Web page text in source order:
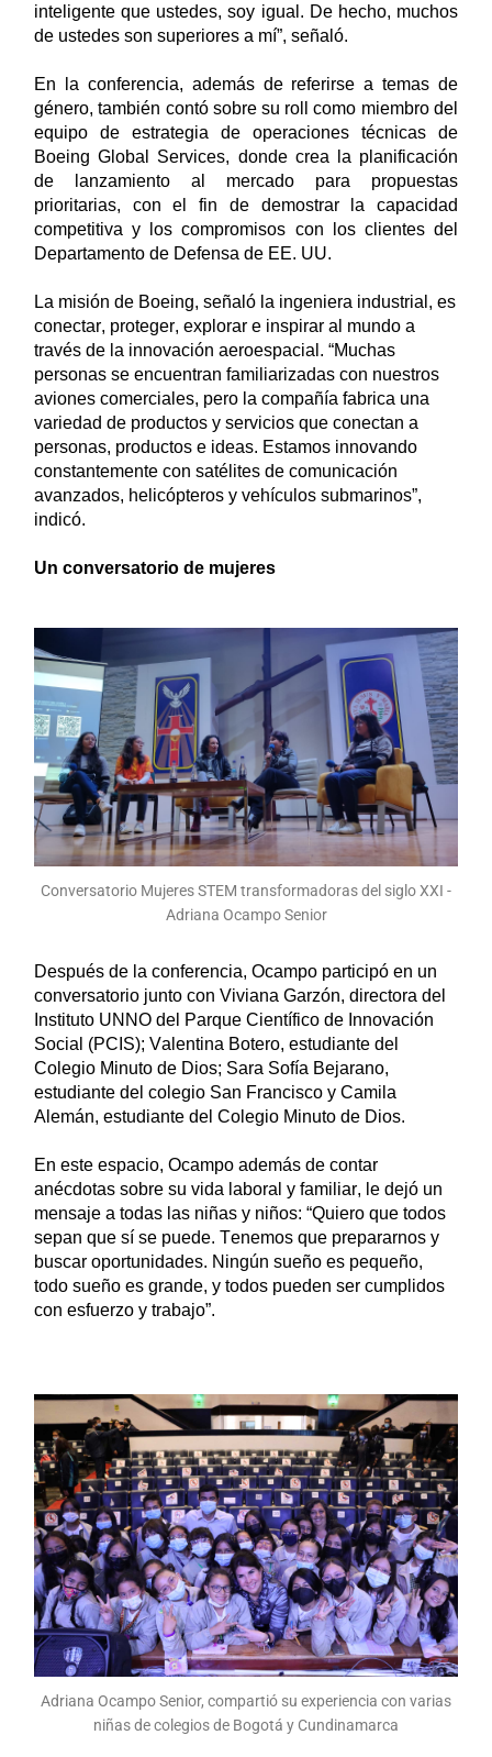
inteligente que ustedes, soy igual. De hecho, muchos
de ustedes son superiores a mí”, señaló.
En la conferencia, además de referirse a temas de
género, también contó sobre su roll como miembro del
equipo de estrategia de operaciones técnicas de
Boeing Global Services, donde crea la planificación
de lanzamiento al mercado para propuestas
prioritarias, con el fin de demostrar la capacidad
competitiva y los compromisos con los clientes del
Departamento de Defensa de EE. UU.
conectar, proteger, explorar e inspirar al mundo a
través de la innovación aeroespacial. “Muchas
personas se encuentran familiarizadas con nuestros
aviones comerciales, pero la compañía fabrica una
variedad de productos y servicios que conectan a
personas, productos e ideas. Estamos innovando
constantemente con satélites de comunicación
avanzados, helicópteros y vehículos submarinos”,
indicó.
Un conversatorio de mujeres
Conversatorio Mujeres STEM transformadoras del siglo XXI -
Adriana Ocampo Senior
Después de la conferencia, Ocampo participó en un
conversatorio junto con Viviana Garzón, directora del
Instituto UNNO del Parque Científico de Innovación
Social (PCIS); Valentina Botero, estudiante del
Colegio Minuto de Dios; Sara Sofía Bejarano,
estudiante del colegio San Francisco y Camila
Alemán, estudiante del Colegio Minuto de Dios.
En este espacio, Ocampo además de contar
anécdotas sobre su vida laboral y familiar, le dejó un
mensaje a todas las niñas y niños: “Quiero que todos
sepan que sí se puede. Tenemos que prepararnos y
buscar oportunidades. Ningún sueño es pequeño,
todo sueño es grande, y todos pueden ser cumplidos
con esfuerzo y trabajo”.
Adriana Ocampo Senior, compartió su experiencia con varias
niñas de colegios de Bogotá y Cundinamarca